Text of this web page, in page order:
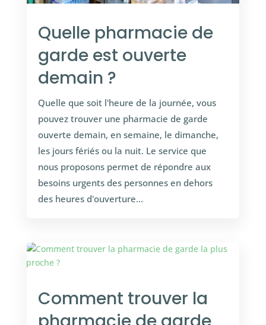
Quelle pharmacie de
garde est ouverte
demain ?
Quelle que soit l'heure de la journée, vous
pouvez trouver une pharmacie de garde
ouverte demain, en semaine, le dimanche,
les jours fériés ou la nuit. Le service que
nous proposons permet de répondre aux
besoins urgents des personnes en dehors
des heures d'ouverture...
Comment trouver la